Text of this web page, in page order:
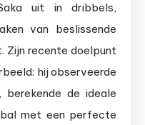
uit in dribbels,
van beslissende
Zijn recente doelpunt
hij observeerde
de ideale
met een perfecte